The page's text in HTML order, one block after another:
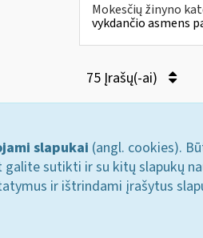
Mokesčių žinyno
vykdančio asmens
75 Įrašų(-ai)
slapukai (angl. cookies).
galite sutikti ir su kitų slapukų
ir ištrindami įrašytus